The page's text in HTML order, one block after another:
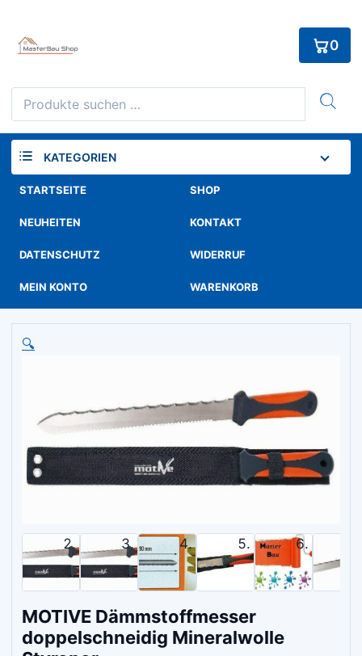
content
Suchen
nach:
0
KATEGORIEN
STARTSEITE SHOP
NEUHEITEN KONTAKT
DATENSCHUTZ WIDERRUF
MEIN KONTO WARENKORB
🔍
MOTIVE Dämmstoffmesser
doppelschneidig Mineralwolle